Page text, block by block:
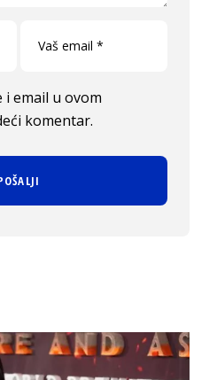
i email u ovom
komentar.